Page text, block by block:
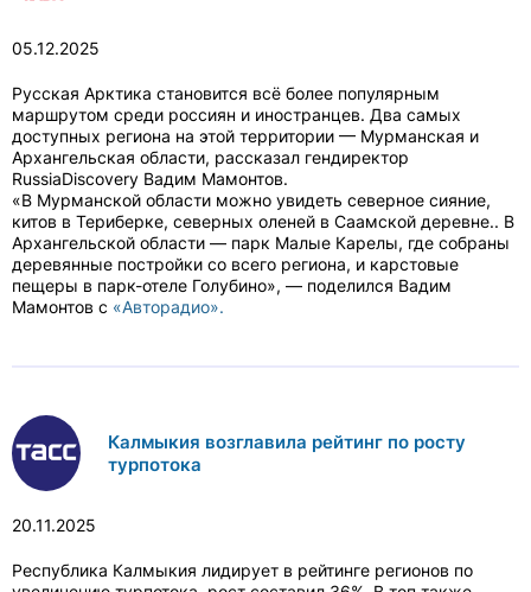
05.12.2025
Русская Арктика становится всё более популярным
маршрутом среди россиян и иностранцев. Два самых
доступных региона на этой территории — Мурманская и
Архангельская области, рассказал гендиректор
RussiaDiscovery Вадим Мамонтов.
«В Мурманской области можно увидеть северное сияние,
китов в Териберке, северных оленей в Саамской деревне.. В
Архангельской области — парк Малые Карелы, где собраны
деревянные постройки со всего региона, и карстовые
пещеры в парк-отеле Голубино», — поделился Вадим
Мамонтов с «Авторадио».
Калмыкия возглавила рейтинг по росту
турпотока
20.11.2025
Республика Калмыкия лидирует в рейтинге регионов по